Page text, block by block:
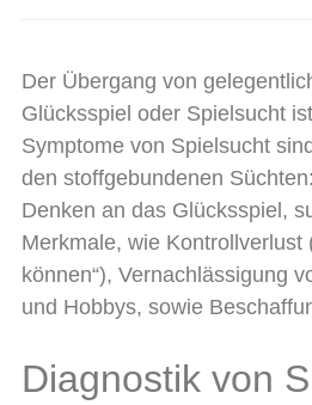
Der Übergang von
Glücksspiel oder Spielsucht
Symptome von Spielsucht
den stoffgebundenen
Denken an das Glücksspiel,
Merkmale, wie Kontrollverlust
können“), Vernachlässigung
und Hobbys, sowie
Diagnostik von